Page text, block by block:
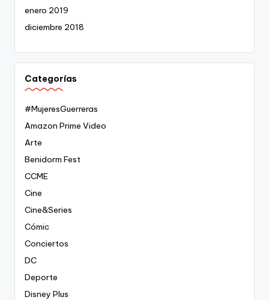
enero 2019
diciembre 2018
Categorías
#MujeresGuerreras
Amazon Prime Video
Arte
Benidorm Fest
CCME
Cine
Cine&Series
Cómic
Conciertos
DC
Deporte
Disney Plus